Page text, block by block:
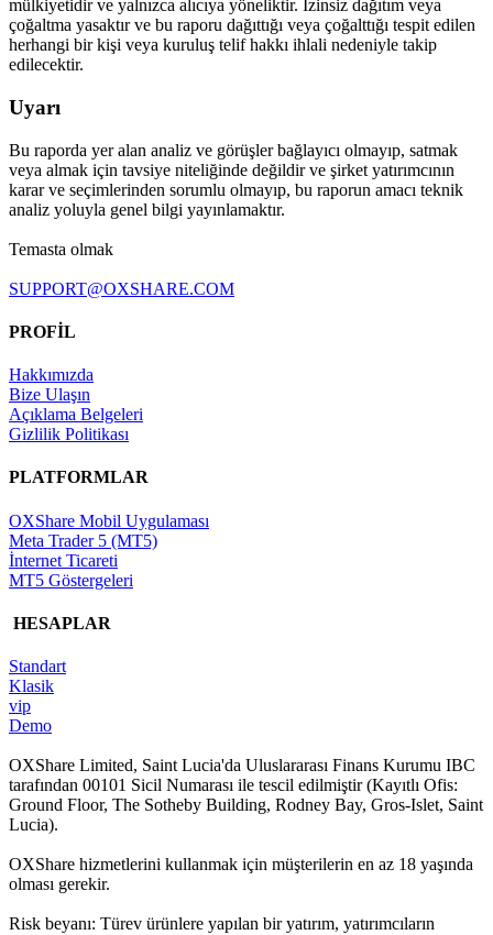
mülkiyetidir ve yalnızca alıcıya yöneliktir. İzinsiz dağıtım veya
çoğaltma yasaktır ve bu raporu dağıttığı veya çoğalttığı tespit edilen
herhangi bir kişi veya kuruluş telif hakkı ihlali nedeniyle takip
edilecektir.
Uyarı
Bu raporda yer alan analiz ve görüşler bağlayıcı olmayıp, satmak
veya almak için tavsiye niteliğinde değildir ve şirket yatırımcının
karar ve seçimlerinden sorumlu olmayıp, bu raporun amacı teknik
analiz yoluyla genel bilgi yayınlamaktır.
Temasta olmak
SUPPORT@OXSHARE.COM
PROFİL
Hakkımızda
Bize Ulaşın
Açıklama Belgeleri
Gizlilik Politikası
PLATFORMLAR
OXShare Mobil Uygulaması
Meta Trader 5 (MT5)
İnternet Ticareti
MT5 Göstergeleri
HESAPLAR
Standart
Klasik
vip
Demo
OXShare Limited, Saint Lucia'da Uluslararası Finans Kurumu IBC
tarafından 00101 Sicil Numarası ile tescil edilmiştir (Kayıtlı Ofis:
Ground Floor, The Sotheby Building, Rodney Bay, Gros-Islet, Saint
Lucia).
OXShare hizmetlerini kullanmak için müşterilerin en az 18 yaşında
olması gerekir.
Risk beyanı: Türev ürünlere yapılan bir yatırım, yatırımcıların